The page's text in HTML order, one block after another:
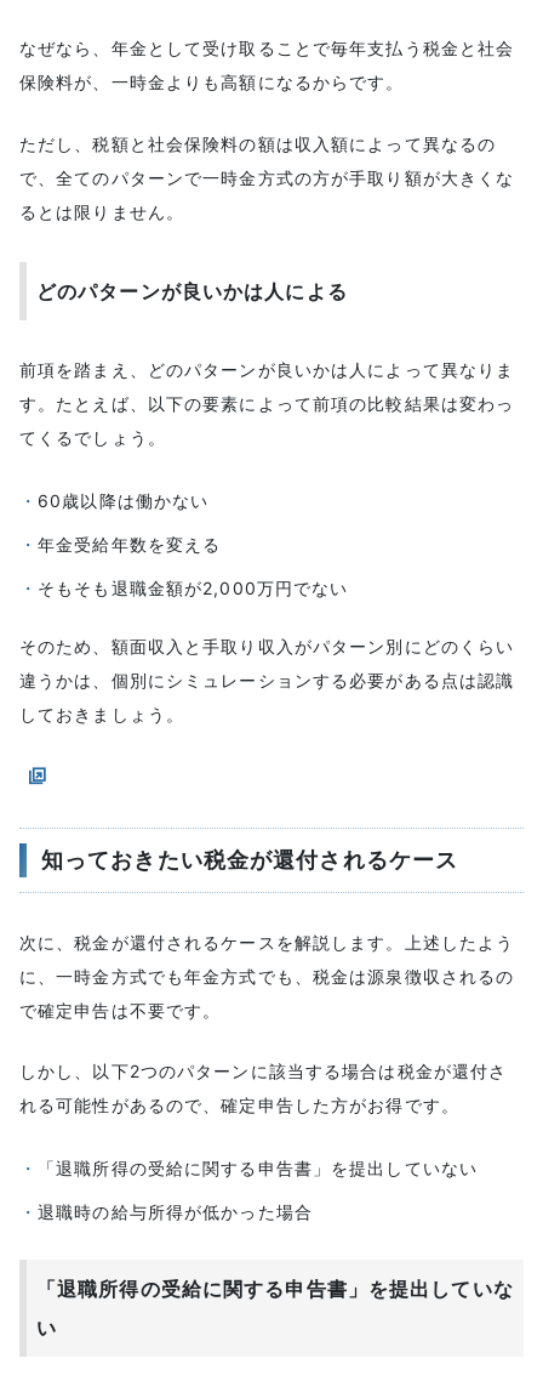
なぜなら、年金として受け取ることで毎年支払う税金と社会
保険料が、一時金よりも高額になるからです。
ただし、税額と社会保険料の額は収入額によって異なるの
で、全てのパターンで一時金方式の方が手取り額が大きくな
るとは限りません。
どのパターンが良いかは人による
前項を踏まえ、どのパターンが良いかは人によって異なりま
す。たとえば、以下の要素によって前項の比較結果は変わっ
てくるでしょう。
60歳以降は働かない
年金受給年数を変える
そもそも退職金額が2,000万円でない
そのため、額面収入と手取り収入がパターン別にどのくらい
違うかは、個別にシミュレーションする必要がある点は認識
しておきましょう。
知っておきたい税金が還付されるケース
次に、税金が還付されるケースを解説します。上述したよう
に、一時金方式でも年金方式でも、税金は源泉徴収されるの
で確定申告は不要です。
しかし、以下2つのパターンに該当する場合は税金が還付さ
れる可能性があるので、確定申告した方がお得です。
「退職所得の受給に関する申告書」を提出していない
退職時の給与所得が低かった場合
「退職所得の受給に関する申告書」を提出していな
い